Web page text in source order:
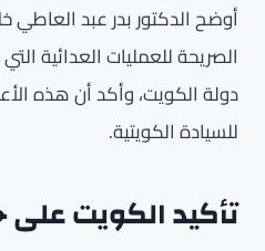
أوضح الدكتور بدر عبد العاطي
الصريحة للعمليات العدائية
دولة الكويت، وأكد أن هذه
للسيادة الكويتية.
تأكيد الكويت